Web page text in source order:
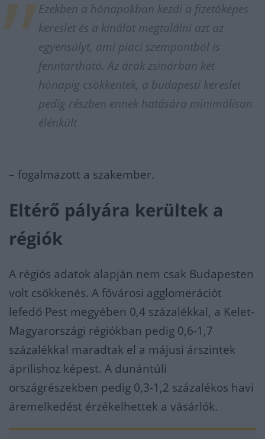
Ezekben a hónapokban kezdi a fizetőképes
kereslet és a kínálat megtalálni azt az
egyensúlyt, ami piaci szempontból is
fenntartható. Az árak zsinórban két
hónapig csökkentek, a budapesti kereslet
pedig részben ennek hatására minimálisan
élénkült
– fogalmazott a szakember.
Eltérő pályára kerültek a
régiók
A régiós adatok alapján nem csak Budapesten
volt csökkenés. A fővárosi agglomerációt
lefedő Pest megyében 0,4 százalékkal, a Kelet-
Magyarországi régiókban pedig 0,6-1,7
százalékkal maradtak el a májusi árszintek
áprilishoz képest. A dunántúli
országrészekben pedig 0,3-1,2 százalékos havi
áremelkedést érzékelhettek a vásárlók.